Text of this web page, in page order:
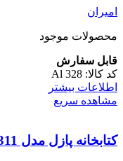
امیران
محصولات موجود
قابل سفارش
کد کالا: Al 328
اطلاعات بیشتر
مشاهده سریع
کتابخانه پازل مدل Amiran AL 311